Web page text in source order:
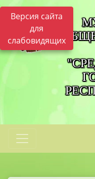
Версия сайта
для
слабовидящих